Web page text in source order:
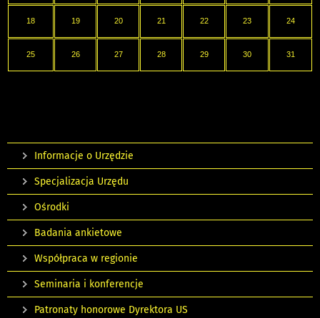
18 19 20 21 22 23 24
25 26 27 28 29 30 31
Informacje o Urzędzie
Specjalizacja Urzędu
Ośrodki
Badania ankietowe
Współpraca w regionie
Seminaria i konferencje
Patronaty honorowe Dyrektora US